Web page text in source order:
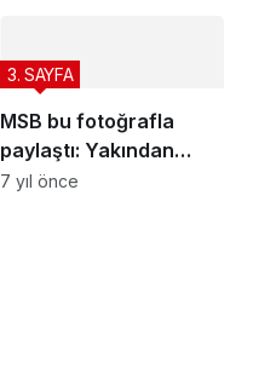
MSB bu fotoğrafla
paylaştı: Yakından
takip ediyoruz
3. SAYFA
7 yıl önce